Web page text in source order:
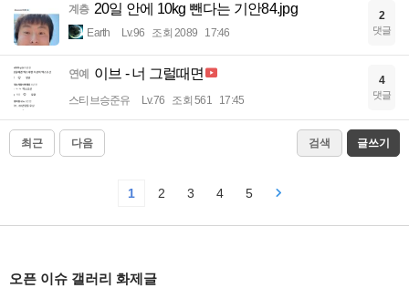
계층 20일 안에 10kg 뺀다는 기안84.jpg
Earth Lv.96 조회 2089 17:46
2
댓글
연예 이브 - 너 그럴때면
스티브승준유 Lv.76 조회 561 17:45
4
댓글
최근 다음 검색 글쓰기
1 2 3 4 5
오픈 이슈 갤러리 화제글